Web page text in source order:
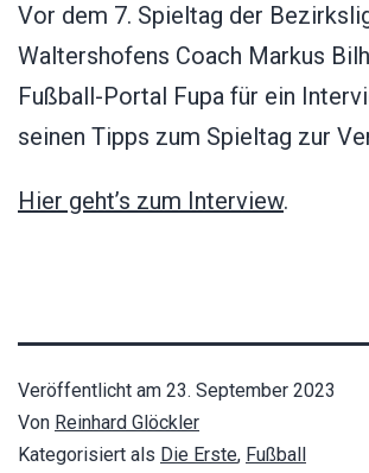
Vor dem 7. Spieltag der
Waltershofens Coach Markus
Fußball-Portal Fupa für ein
seinen Tipps zum Spieltag zur
Hier geht’s zum Interview.
Veröffentlicht am 23. September 2023
Von Reinhard Glöckler
Kategorisiert als Die Erste, Fußball